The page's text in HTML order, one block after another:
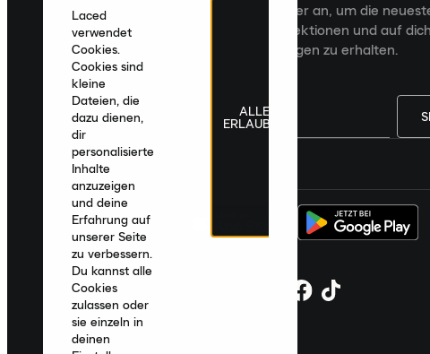
Melde dich für den Laced Newsletter an, um die
Veröffentlichungen, kuratierte Kollektionen und auf dich
zugeschnittene Produktempfehlungen zu erhalten.
Laced
verwendet
Cookies.
Cookies sind
kleine
Dateien, die
dazu dienen,
dir
personalisierte
Inhalte
anzuzeigen
und deine
Erfahrung auf
unserer Seite
zu verbessern.
Du kannst alle
Cookies
zulassen oder
sie einzeln in
deinen
ALLE
ERLAUBEN